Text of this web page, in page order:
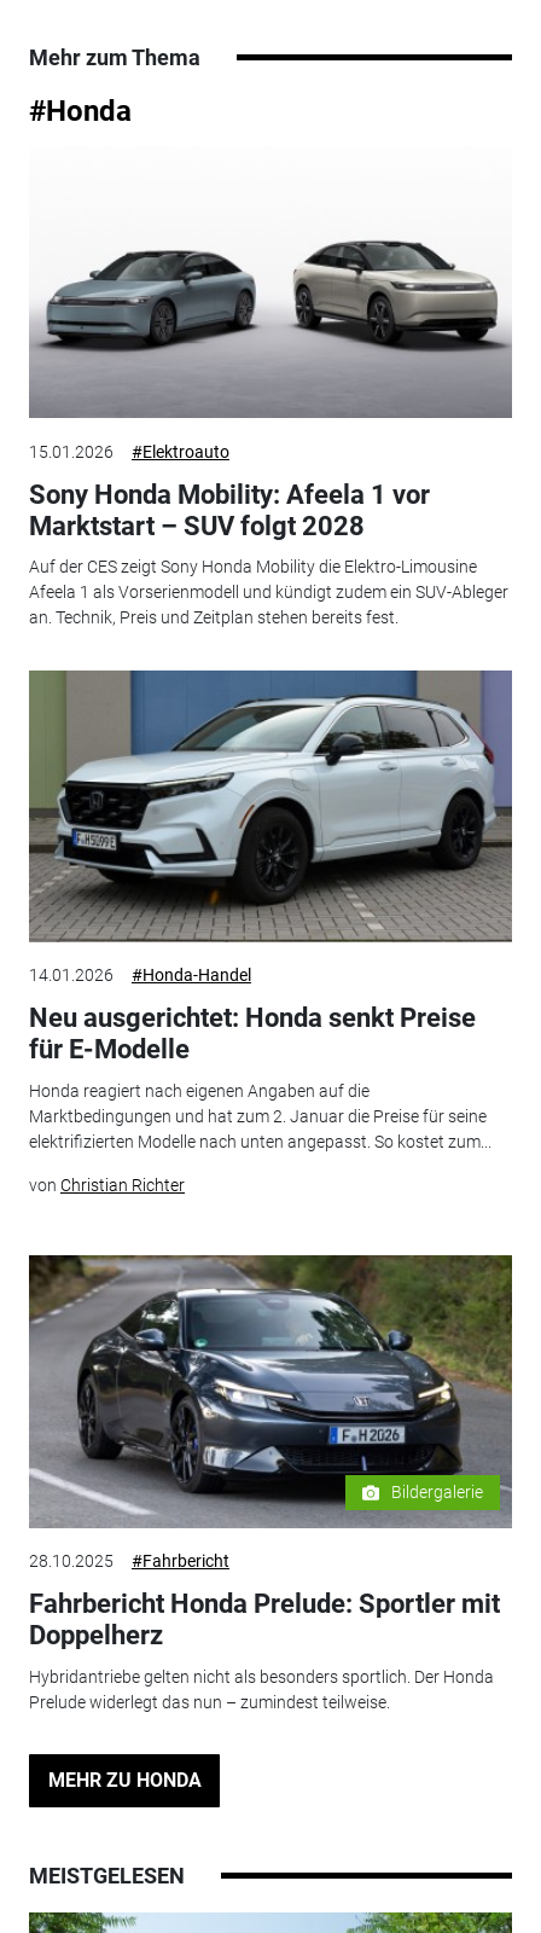
Mehr zum Thema
#Honda
15.01.2026 #Elektroauto
Sony Honda Mobility: Afeela 1 vor
Marktstart – SUV folgt 2028
Auf der CES zeigt Sony Honda Mobility die Elektro-Limousine
Afeela 1 als Vorserienmodell und kündigt zudem ein SUV-Ableger
an. Technik, Preis und Zeitplan stehen bereits fest.
14.01.2026 #Honda-Handel
Neu ausgerichtet: Honda senkt Preise
für E-Modelle
Honda reagiert nach eigenen Angaben auf die
Marktbedingungen und hat zum 2. Januar die Preise für seine
elektrifizierten Modelle nach unten angepasst. So kostet zum...
von Christian Richter
Bildergalerie
28.10.2025 #Fahrbericht
Fahrbericht Honda Prelude: Sportler mit
Doppelherz
Hybridantriebe gelten nicht als besonders sportlich. Der Honda
Prelude widerlegt das nun – zumindest teilweise.
MEHR ZU HONDA
MEISTGELESEN